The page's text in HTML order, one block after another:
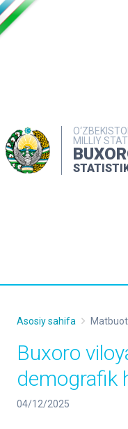
MILLIY
Asosiy sahifa
Buxoro
demografik
04/12/2025